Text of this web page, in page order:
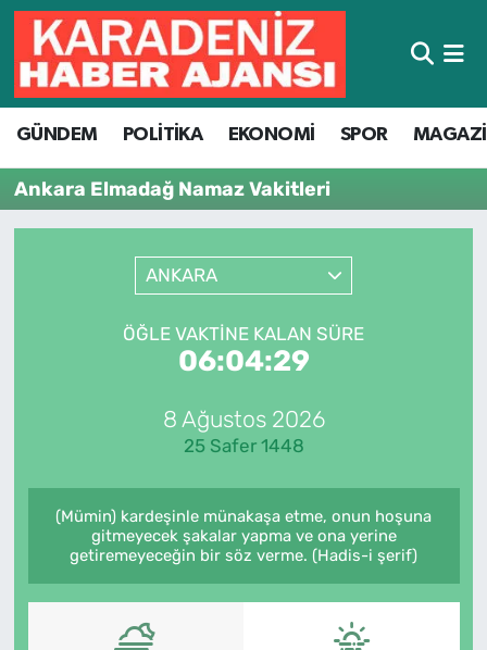
GÜNDEM POLİTİKA EKONOMİ SPOR
Ankara Elmadağ Namaz Vakitleri
ANKARA
ÖĞLE VAKTINE KALAN SÜRE
06:04:29
8 Ağustos 2026
25 Safer 1448
(Mümin) kardeşinle münakaşa etme, onun hoşuna
gitmeyecek şakalar yapma ve ona yerine
getiremeyeceğin bir söz verme. (Hadis-i şerif)
Hava Durumu
Trafik Durumu
Süper Lig Puan Durumu ve Fikstür